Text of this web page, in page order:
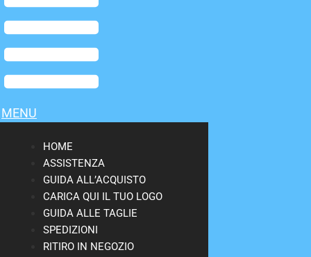
Menu
MENU
HOME
ASSISTENZA
GUIDA ALL’ACQUISTO
CARICA QUI IL TUO LOGO
GUIDA ALLE TAGLIE
SPEDIZIONI
RITIRO IN NEGOZIO